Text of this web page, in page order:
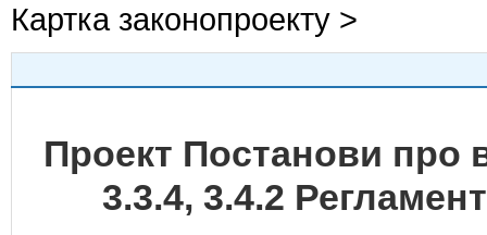
Картка законопроекту >
Проект Постанови про
3.3.4, 3.4.2